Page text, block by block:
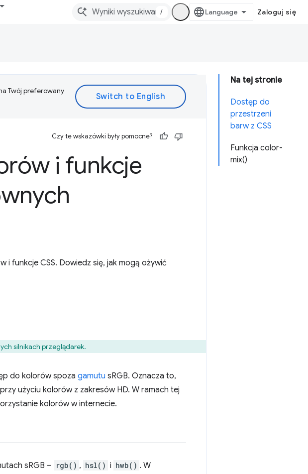
/ Zaloguj się
Na tej stronie
Dostęp do
przestrzeni
barw z CSS
Funkcja color-
mix()
Twój preferowany
Czy te wskazówki były pomocne?
i funkcje
i funkcje CSS. Dowiedz się, jak mogą ożywić
silnikach przeglądarek.
do kolorów spoza gamutu sRGB. Oznacza to,
użyciu kolorów z zakresów HD. W ramach tej
kolorów w internecie.
sRGB – rgb() , hsl() i hwb() . W